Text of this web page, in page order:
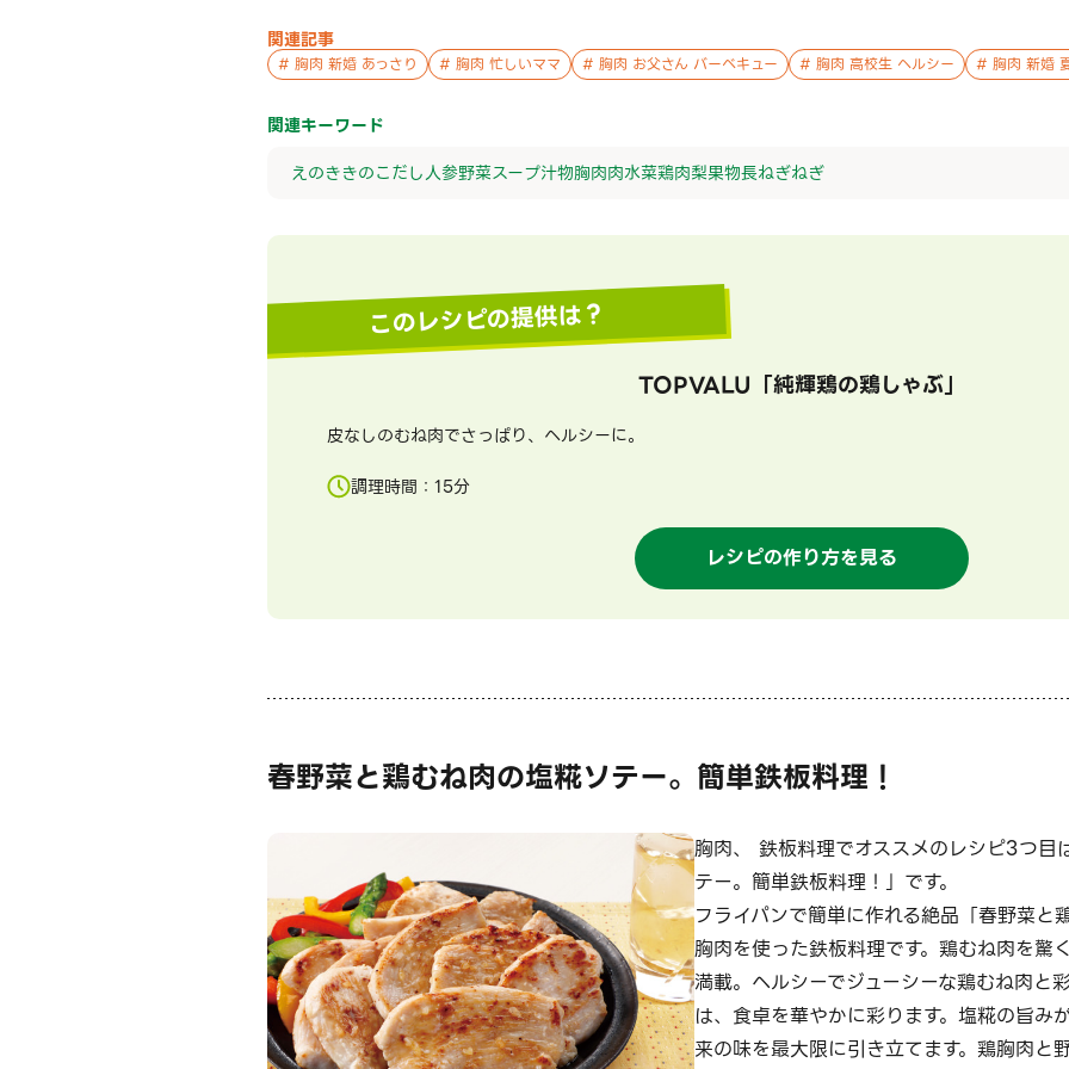
関連記事
# 胸肉 新婚 あっさり # 胸肉 忙しいママ # 胸肉 お父さん バーベキュー # 胸肉 高校生 ヘルシー # 胸肉 新婚
関連キーワード
えのききのこだし人参野菜スープ汁物胸肉肉水菜鶏肉梨果物長ねぎねぎ
このレシピの提供は？
TOPVALU 「純輝鶏の鶏しゃぶ」
皮なしのむね肉でさっぱり、ヘルシーに。
調理時間： 15分
レシピの作り方を見る
春野菜と鶏むね肉の塩糀ソテー。簡単鉄板料理！
胸肉、 鉄板料理でオススメのレシピ3つ目
テー。簡単鉄板料理！」です。
フライパンで簡単に作れる絶品「春野菜と
胸肉を使った鉄板料理です。鶏むね肉を驚
満載。ヘルシーでジューシーな鶏むね肉と
は、食卓を華やかに彩ります。塩糀の旨み
来の味を最大限に引き立てます。鶏胸肉と